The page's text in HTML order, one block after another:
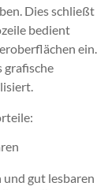
Dies schließt
bedient
ein.
grafische
gut lesbaren